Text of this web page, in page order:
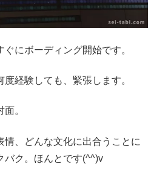
にボーディング開始です。
経験しても、緊張します。
。
情、どんな文化に出合うことに
バク。ほんとです(^^)v